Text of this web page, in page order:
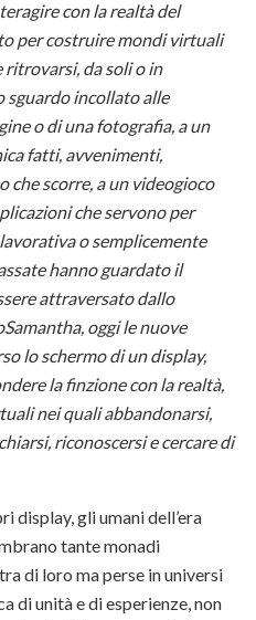
con la realtà del
per costruire mondi virtuali
ritrovarsi, da soli o in
sguardo incollato alle
o di una fotografia, a un
fatti, avvenimenti,
che scorre, a un videogioco
che servono per
o semplicemente
hanno guardato il
attraversato dallo
oggi le nuove
lo schermo di un display,
la finzione con la realtà,
nei quali abbandonarsi,
riconoscersi e cercare di
display, gli umani dell’era
tante monadi
di loro ma perse in universi
di unità e di esperienze, non